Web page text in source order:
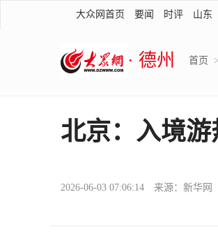
大众网首页 要闻 时评 山东
· 德州 首页 >
北京：入境
2026-06-03 07:06:14 来源：新华